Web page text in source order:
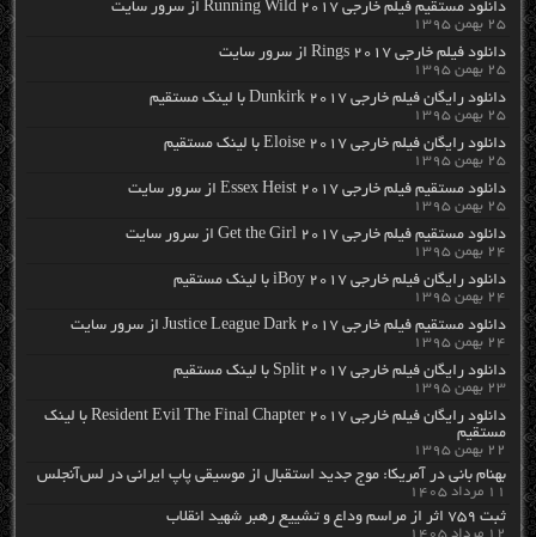
دانلود مستقیم فیلم خارجی Running Wild 2017 از سرور سایت
۲۵ بهمن ۱۳۹۵
دانلود فیلم خارجی Rings 2017 از سرور سایت
۲۵ بهمن ۱۳۹۵
دانلود رایگان فیلم خارجی Dunkirk 2017 با لینک مستقیم
۲۵ بهمن ۱۳۹۵
دانلود رایگان فیلم خارجی Eloise 2017 با لینک مستقیم
۲۵ بهمن ۱۳۹۵
دانلود مستقیم فیلم خارجی Essex Heist 2017 از سرور سایت
۲۵ بهمن ۱۳۹۵
دانلود مستقیم فیلم خارجی Get the Girl 2017 از سرور سایت
۲۴ بهمن ۱۳۹۵
دانلود رایگان فیلم خارجی iBoy 2017 با لینک مستقیم
۲۴ بهمن ۱۳۹۵
دانلود مستقیم فیلم خارجی Justice League Dark 2017 از سرور سایت
۲۴ بهمن ۱۳۹۵
دانلود رایگان فیلم خارجی Split 2017 با لینک مستقیم
۲۳ بهمن ۱۳۹۵
دانلود رایگان فیلم خارجی Resident Evil The Final Chapter 2017 با لینک
مستقیم
۲۲ بهمن ۱۳۹۵
بهنام بانی در آمریکا: موج جدید استقبال از موسیقی پاپ ایرانی در لس‌آنجلس
۱۱ مرداد ۱۴۰۵
ثبت ۷۵۹ اثر از مراسم وداع و تشییع رهبر شهید انقلاب